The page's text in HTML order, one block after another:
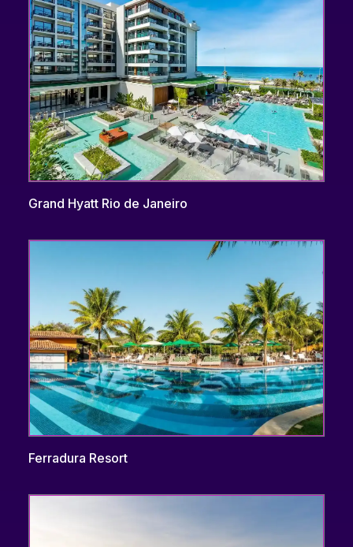
Grand Hyatt Rio de Janeiro
Ferradura Resort